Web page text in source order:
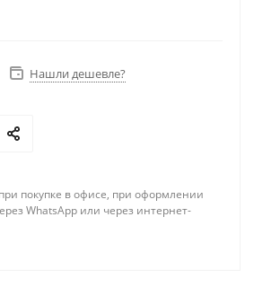
5060 8Гб, Память
Нашли дешевле?
покупке в офисе, при оформлении
WhatsApp или через интернет-